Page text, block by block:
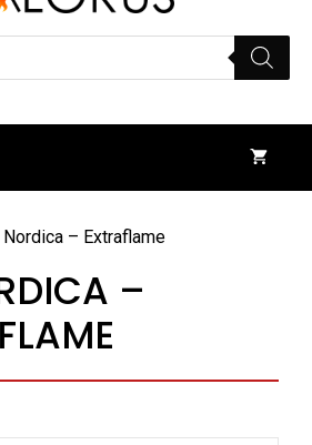
– Extraflame
–